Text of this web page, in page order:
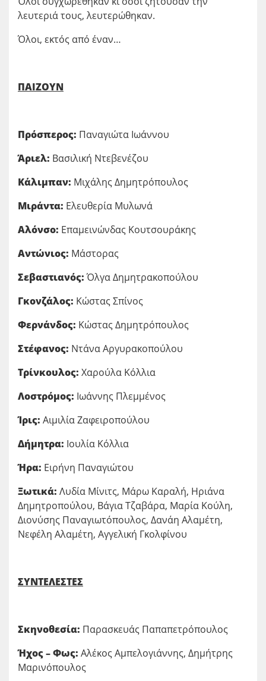
λευτεριά τους, λευτερώθηκαν.
Όλοι, εκτός από έναν…
ΠΑΙΖΟΥΝ
Πρόσπερος: Παναγιώτα Ιωάννου
Άριελ: Βασιλική Ντεβενέζου
Κάλιμπαν: Μιχάλης Δημητρόπουλος
Μιράντα: Ελευθερία Μυλωνά
Αλόνσο: Επαμεινώνδας Κουτσουράκης
Αντώνιος: Μάστορας
Σεβαστιανός:Όλγα Δημητρακοπούλου
Γκονζάλος: Κώστας Σπίνος
Φερνάνδος: Κώστας Δημητρόπουλος
Στέφανος: Ντάνα Αργυρακοπούλου
Τρίνκουλος: Χαρούλα Κόλλια
Λοστρόμος: Ιωάννης Πλεμμένος
Ίρις: Αιμιλία Ζαφειροπούλου
Δήμητρα: Ιουλία Κόλλια
Ήρα: Ειρήνη Παναγιώτου
Ξωτικά: Λυδία Μίνιτς, Μάρω Καραλή, Ηριάνα
Δημητροπούλου, Βάγια Τζαβάρα, Μαρία Κούλη,
Διονύσης Παναγιωτόπουλος, Δανάη Αλαμέτη,
Νεφέλη Αλαμέτη, Αγγελική Γκολφίνου
ΣΥΝΤΕΛΕΣΤΕΣ
Σκηνοθεσία: Παρασκευάς Παπαπετρόπουλος
Ήχος – Φως: Αλέκος Αμπελογιάννης, Δημήτρης
Μαρινόπουλος